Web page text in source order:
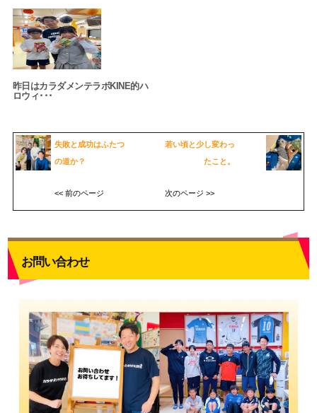
昨日はカラダメンテラボKINE的ハ
ロウィ･･･
失敗と成功はふたつ
の道か？
<< 前のページ
若い頃と少し変わっ
たこと。
次のページ >>
お問い合わせ